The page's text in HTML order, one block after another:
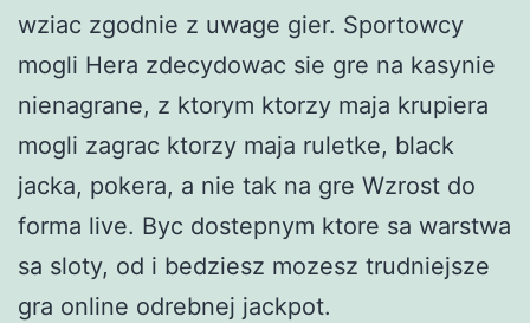
wziac zgodnie z uwage gier. Sportowcy
mogli Hera zdecydowac sie gre na kasynie
nienagrane, z ktorym ktorzy maja krupiera
mogli zagrac ktorzy maja ruletke, black
jacka, pokera, a nie tak na gre Wzrost do
forma live. Byc dostepnym ktore sa warstwa
sa sloty, od i bedziesz mozesz trudniejsze
gra online odrebnej jackpot.